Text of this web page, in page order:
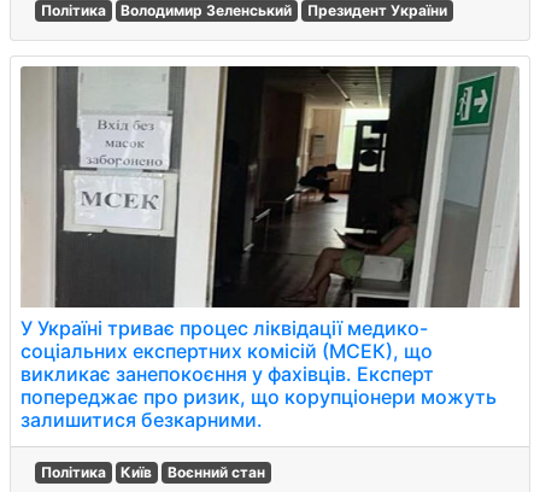
Політика Володимир Зеленський Президент України
У Україні триває процес ліквідації медико-
соціальних експертних комісій (МСЕК), що
викликає занепокоєння у фахівців. Експерт
попереджає про ризик, що корупціонери можуть
залишитися безкарними.
Політика Київ Воєнний стан